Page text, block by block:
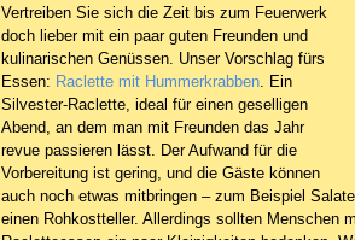
Vertreiben Sie sich die Zeit bis zum Feuerwerk
doch lieber mit ein paar guten Freunden und
kulinarischen Genüssen. Unser Vorschlag fürs
Essen: Raclette mit Hummerkrabben. Ein
Silvester-Raclette, ideal für einen geselligen
Abend, an dem man mit Freunden das Jahr
revue passieren lässt. Der Aufwand für die
Vorbereitung ist gering, und die Gäste können
auch noch etwas mitbringen – zum Beispiel
einen Rohkostteller. Allerdings sollten Menschen